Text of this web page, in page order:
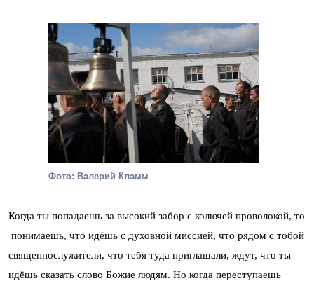
Фото: Валерий Кламм
Когда ты попадаешь за высокий забор с колючей проволокой, то
понимаешь, что идёшь с духовной миссией, что рядом с тобой
священнослужители, что тебя туда приглашали, ждут, что ты
идёшь сказать слово Божие людям. Но когда переступаешь